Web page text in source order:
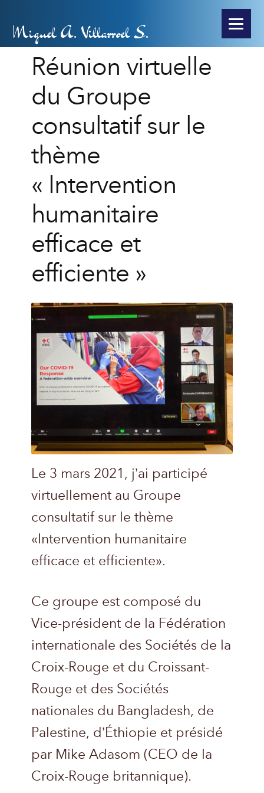
Miguel A. Villarroel S.
Réunion virtuelle
du Groupe
consultatif sur le
thème
« Intervention
humanitaire
efficace et
efficiente »
Le 3 mars 2021, j’ai participé
virtuellement au Groupe
consultatif sur le thème
«Intervention humanitaire
efficace et efficiente».
Ce groupe est composé du
Vice-président de la Fédération
internationale des Sociétés de la
Croix-Rouge et du Croissant-
Rouge et des Sociétés
nationales du Bangladesh, de
Palestine, d’Éthiopie et présidé
par Mike Adasom (CEO de la
Croix-Rouge britannique).